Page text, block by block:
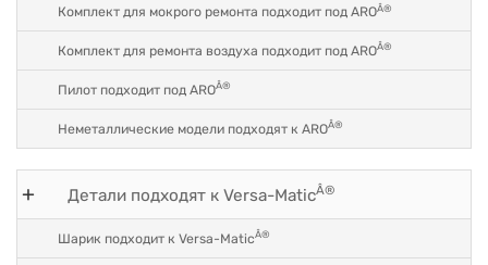
Комплект для мокрого ремонта подходит под AROÂ®
Комплект для ремонта воздуха подходит под AROÂ®
Пилот подходит под AROÂ®
Неметаллические модели подходят к AROÂ®
Детали подходят к Versa-MaticÂ®
Шарик подходит к Versa-MaticÂ®